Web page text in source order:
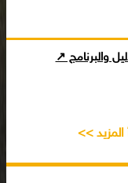
والبرنامج ↗
المزيد >>